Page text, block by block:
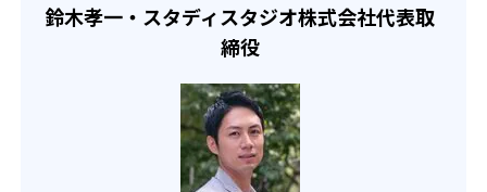
宿題の量や進め方に関しては、いつでも気軽に相談可能
鈴木孝一・スタディスタジオ株式会社代表取
締役